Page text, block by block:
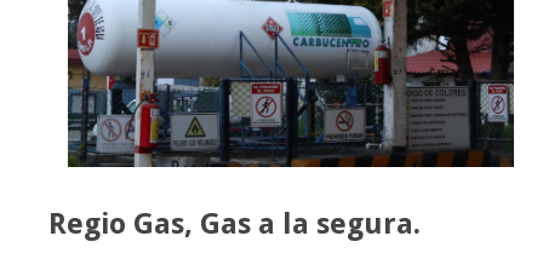
Regio Gas, Gas a la segura.